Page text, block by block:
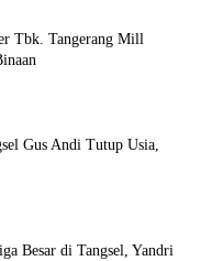
Tbk. Tangerang Mill
Gus Andi Tutup Usia,
Besar di Tangsel, Yandri